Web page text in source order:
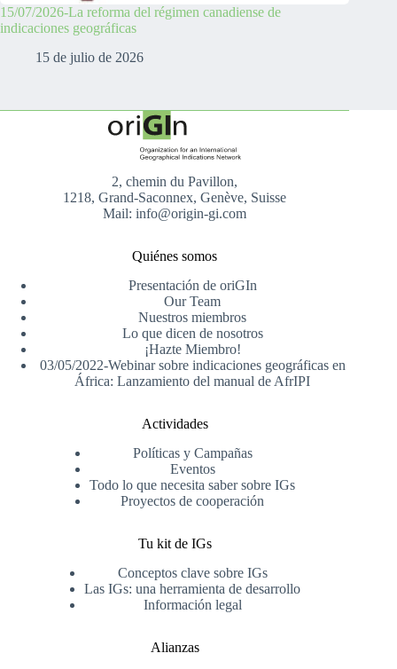
15/07/2026-La reforma del régimen canadiense de
indicaciones geográficas
15 de julio de 2026
2, chemin du Pavillon,
1218, Grand-Saconnex, Genève, Suisse
Mail: info@origin-gi.com
Quiénes somos
Presentación de oriGIn
Our Team
Nuestros miembros
Lo que dicen de nosotros
¡Hazte Miembro!
03/05/2022-Webinar sobre indicaciones geográficas en
África: Lanzamiento del manual de AfrIPI
Actividades
Políticas y Campañas
Eventos
Todo lo que necesita saber sobre IGs
Proyectos de cooperación
Tu kit de IGs
Conceptos clave sobre IGs
Las IGs: una herramienta de desarrollo
Información legal
Alianzas